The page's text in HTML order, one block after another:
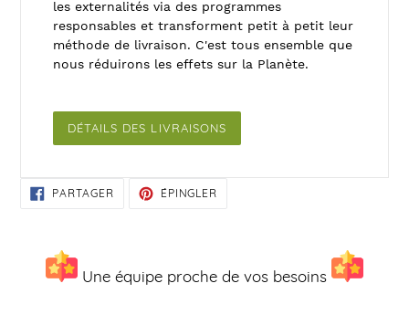
les externalités via des programmes
responsables et transforment petit à petit leur
méthode de livraison. C'est tous ensemble que
nous réduirons les effets sur la Planète.
DÉTAILS DES LIVRAISONS
PARTAGER PARTAGER
SUR
ÉPINGLER
Une équipe proche de vos besoins